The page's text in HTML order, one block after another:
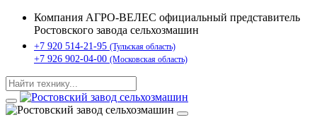
Компания АГРО-ВЕЛЕС официальный представитель
Ростовского завода сельхозмашин
+7 920 514-21-95 (Тульская область)
+7 926 902-04-00 (Московская область)